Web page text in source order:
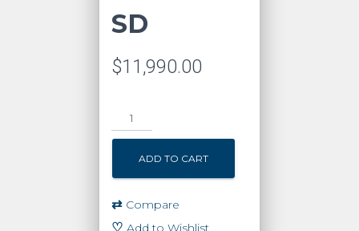
SD
$11,990.00
NASync
DXP4800
Pro
|
ADD TO CART
⇄ Compare
♡